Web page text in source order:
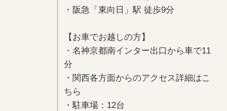
・阪急「東向日」駅 徒歩9分
【お車でお越しの方】
・名神京都南インター出口から車で11
分
・関西各方面からのアクセス詳細はこ
ちら
・駐車場：12台